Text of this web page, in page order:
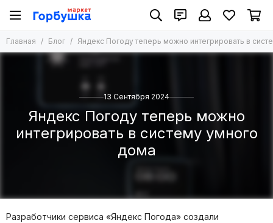
Главная Блог Яндекс Погоду теперь можно интегрировать в
13 Сентября 2024
Яндекс Погоду теперь можно
интегрировать в систему умного
дома
Разработчики сервиса «Яндекс Погода» создали